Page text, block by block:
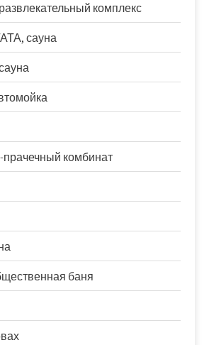
комплекс
сауна
прачечный комбинат
баня